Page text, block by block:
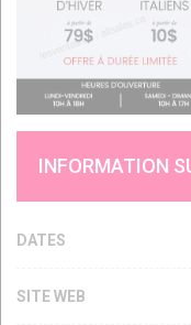
INFORMATION
DATES
SITE WEB